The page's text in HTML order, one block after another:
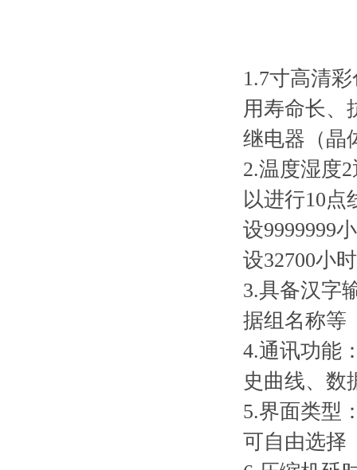
1.7寸高清
用寿命长、
继电器（晶
2.温度湿度
以进行10点
设9999999
设32700小
3.具备汉字
据组名称等
4.通讯功能
史曲线、数
5.界面类型
可自由选择